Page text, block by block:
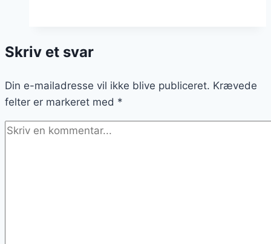
og
Skriv et svar
Din e-mailadresse vil ikke blive publiceret. Krævede
felter er markeret med *